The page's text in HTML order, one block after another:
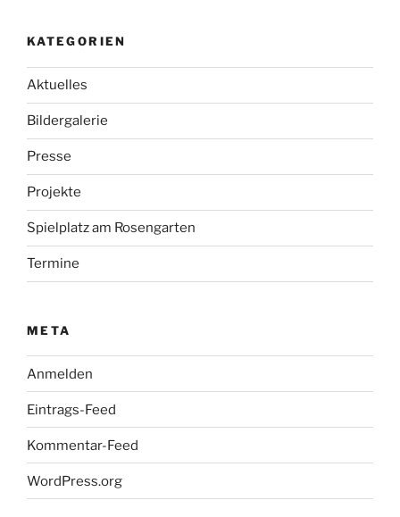
KATEGORIEN
Aktuelles
Bildergalerie
Presse
Projekte
Spielplatz am Rosengarten
Termine
META
Anmelden
Eintrags-Feed
Kommentar-Feed
WordPress.org